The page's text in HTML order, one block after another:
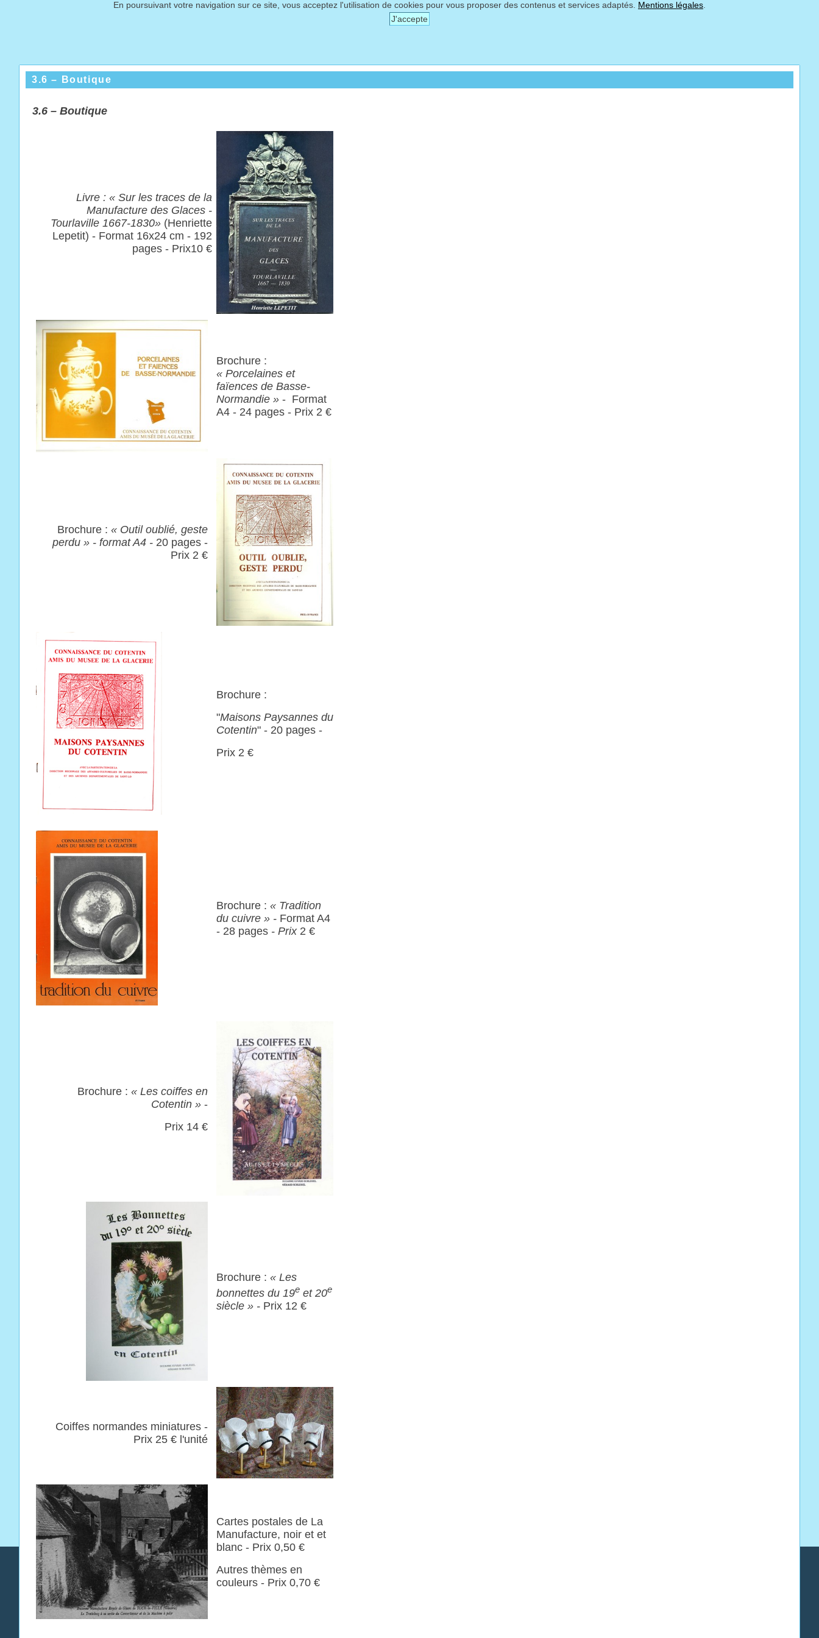
En poursuivant votre navigation sur ce site, vous acceptez l'utilisation de cookies pour vous proposer des contenus et services adaptés. Mentions légales
J'accepte
3.6 – Boutique
3.6 – Boutique
Livre : « Sur les traces de la
Manufacture des Glaces -
Tourlaville 1667-1830» (Henriette
Lepetit) - Format 16x24 cm - 192
pages - Prix10 €
Brochure :
« Porcelaines et
faïences de Basse-
Normandie » - Format
A4 - 24 pages - Prix 2 €
Brochure : « Outil oublié, geste
perdu » - format A4 - 20 pages -
Prix 2 €
Brochure :
"Maisons Paysannes du
Cotentin" - 20 pages -
Prix 2 €
Brochure : « Tradition
du cuivre » - Format A4
- 28 pages - Prix 2 €
Brochure : « Les coiffes en
Cotentin » -
Prix 14 €
Brochure : « Les
bonnettes du 19e et 20e
siècle » - Prix 12 €
Coiffes normandes miniatures -
Prix 25 € l'unité
Cartes postales de La
Manufacture, noir et et
blanc - Prix 0,50 €
Autres thèmes en
couleurs - Prix 0,70 €